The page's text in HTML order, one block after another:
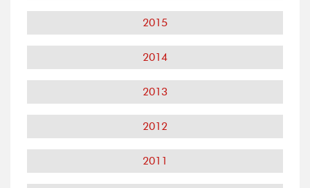
2015
2014
2013
2012
2011